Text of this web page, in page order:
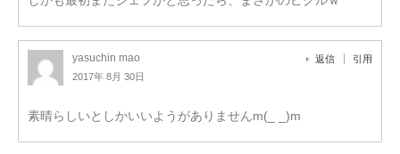
yasuchin mao
2017年 8月 30日
返信 引用
素晴らしいとしかいいようがありませんm(_ _)m